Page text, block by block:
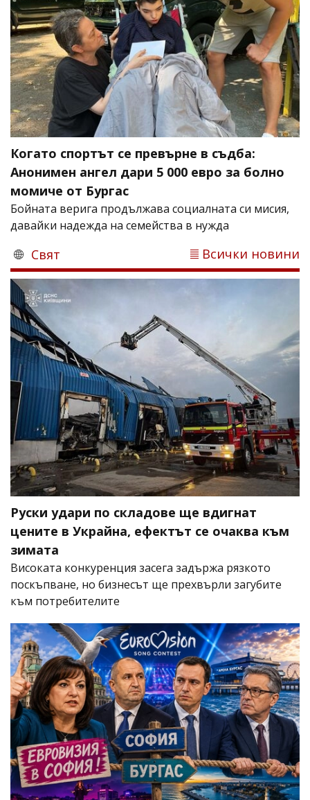
Когато спортът се превърне в съдба:
Анонимен ангел дари 5 000 евро за болно
момиче от Бургас
Бойната верига продължава социалната си мисия,
давайки надежда на семейства в нужда
Свят Всички новини
Руски удари по складове ще вдигнат
цените в Украйна, ефектът се очаква към
зимата
Високата конкуренция засега задържа рязкото
поскъпване, но бизнесът ще прехвърли загубите
към потребителите